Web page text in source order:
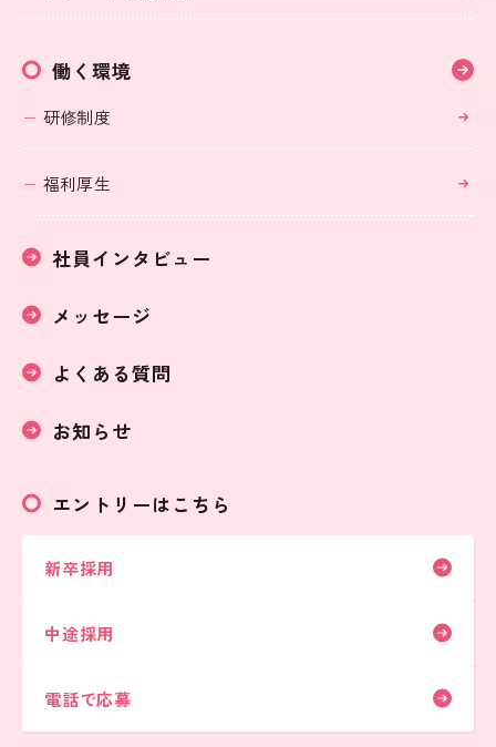
働く環境
研修制度
福利厚生
社員インタビュー
メッセージ
よくある質問
お知らせ
エントリーはこちら
新卒採用
中途採用
電話で応募